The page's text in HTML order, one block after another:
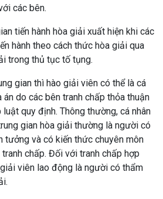
các bên.
tiến hành hòa giải xuất hiện khi các
hành theo cách thức hòa giải qua
trong thủ tục tố tụng.
gian thì hào giải viên có thể là cá
án do các bên tranh chấp thỏa thuận
quy định. Thông thường, cá nhân
gian hòa giải thường là người có
tưởng và có kiến thức chuyên môn
chấp. Đối với tranh chấp hợp
viên lao động là người có thẩm